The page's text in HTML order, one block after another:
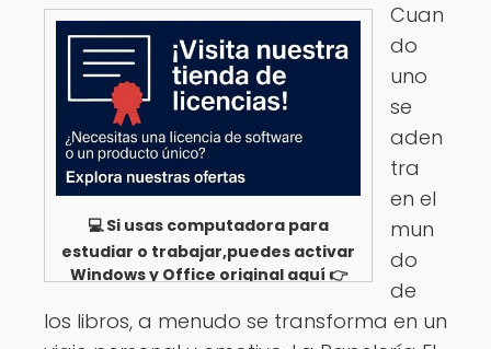
💻 Si usas computadora para
estudiar o trabajar,puedes activar
Windows y Office original aquí 👉
Cuan
do
uno
se
aden
tra
en el
mun
do
de
los libros, a menudo se transforma en un